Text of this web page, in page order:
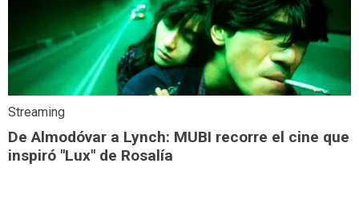
Streaming
De Almodóvar a Lynch: MUBI recorre el cine que
inspiró "Lux" de Rosalía